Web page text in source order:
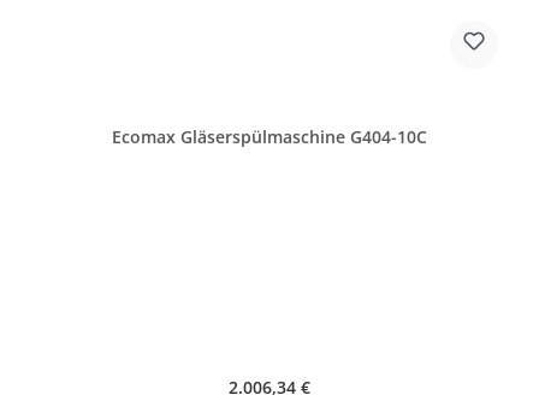
Ecomax Gläserspülmaschine G404-10C
Regulärer Preis:
2.006,34 €